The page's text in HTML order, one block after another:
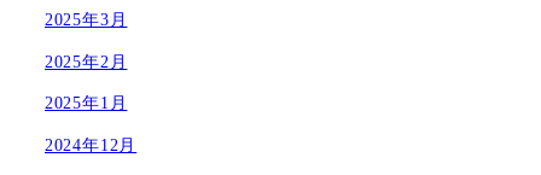
2025年3月
2025年2月
2025年1月
2024年12月